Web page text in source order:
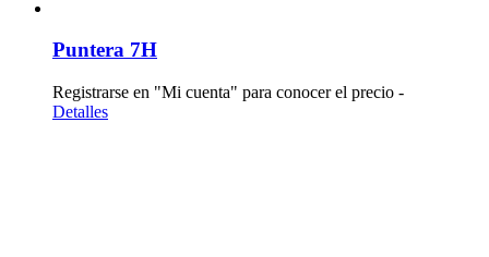
Puntera 7H
Registrarse en "Mi cuenta" para conocer el precio -
Detalles